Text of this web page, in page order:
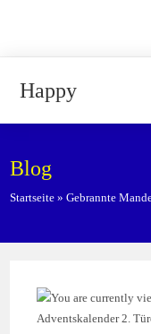
springen
Happy
Blog
Startseite »Gebrannte